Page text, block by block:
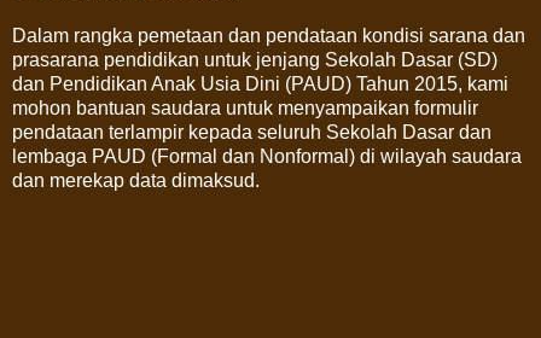
Dalam rangka pemetaan dan pendataan kondisi sarana dan
prasarana pendidikan untuk jenjang Sekolah Dasar (SD)
dan Pendidikan Anak Usia Dini (PAUD) Tahun 2015, kami
mohon bantuan saudara untuk menyampaikan formulir
pendataan terlampir kepada seluruh Sekolah Dasar dan
lembaga PAUD (Formal dan Nonformal) di wilayah saudara
dan merekap data dimaksud.